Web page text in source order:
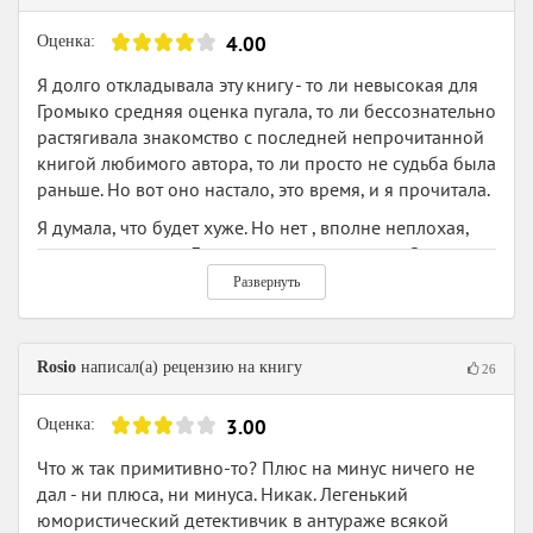
Оценка: 4.00
Я долго откладывала эту книгу - то ли невысокая для
Громыко средняя оценка пугала, то ли бессознательно
растягивала знакомство с последней непрочитанной
книгой любимого автора, то ли просто не судьба была
раньше. Но вот оно настало, это время, и я прочитала.
Я думала, что будет хуже. Но нет , вполне неплохая,
проходная книга. Да, другие произведения Ольги
Громыко гораздо лучше, а с Андреем Улановым
практически и не знакома. Но и эта книга не
получились шаблонными и временами вели себя как
История получилась забавной, местами наивной и,
отношений героев. Лена работала инспектором
Государственной охраны нежити, а в остальном была
обычной девушкой. Только-только рассталась с
Развернуть
Rosio написал(а) рецензию на книгу 26
Оценка: 3.00
Что ж так примитивно-то? Плюс на минус ничего не
дал - ни плюса, ни минуса. Никак. Легенький
юмористический детективчик в антураже всякой